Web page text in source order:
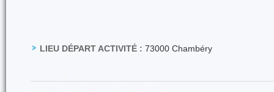
LIEU DÉPART ACTIVITÉ : 73000 Chambéry